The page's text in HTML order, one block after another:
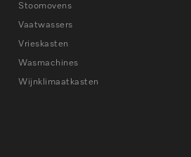
Stoomovens
Vaatwassers
Vrieskasten
Wasmachines
Wijnklimaatkasten